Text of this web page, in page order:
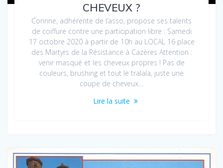
CHEVEUX ?
Corinne, adhérente de l’asso, propose ses talents
de coiffure contre une participation libre : Samedi
17 octobre 2020 à partir de 10h au LOCAL 16 place
des Martyrs de la Résistance à Cazères Attention :
venir masqué et les cheveux propres ! Pas de
couleurs, brushing et tout le tralala, juste une
coupe de cheveux…
Lire la suite